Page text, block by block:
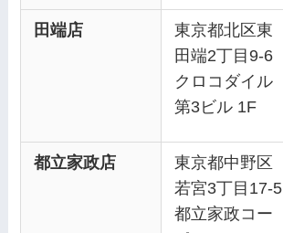
田端店
東京都北区東
田端2丁目9-6
クロコダイル
第3ビル 1F
都立家政店
東京都中野区
若宮3丁目17-5
都立家政コー